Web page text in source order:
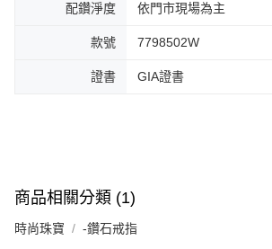
配鑽淨度 依門市現場為主
款號 7798502W
證書 GIA證書
商品相關分類 (1)
時尚珠寶 -鑽石戒指